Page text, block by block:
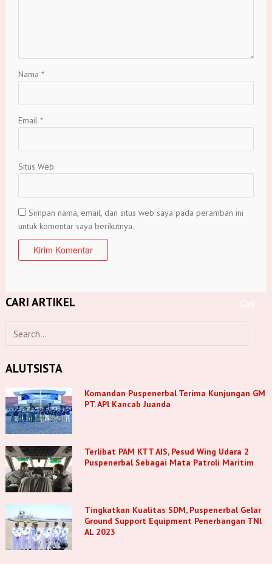
Nama *
Email *
Situs Web
Simpan nama, email, dan situs web saya pada peramban ini
untuk komentar saya berikutnya.
CARI ARTIKEL
ALUTSISTA
Komandan Puspenerbal Terima Kunjungan GM
PT. APl Kancab Juanda
Terlibat PAM KTT AIS, Pesud Wing Udara 2
Puspenerbal Sebagai Mata Patroli Maritim
Tingkatkan Kualitas SDM, Puspenerbal Gelar
Ground Support Equipment Penerbangan TNl
AL 2023